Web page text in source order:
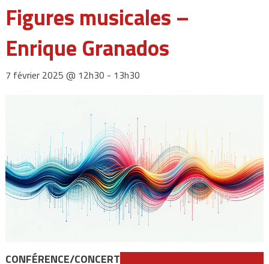
Figures musicales –
Enrique Granados
7 février 2025 @ 12h30 - 13h30
CONFÉRENCE/CONCERT